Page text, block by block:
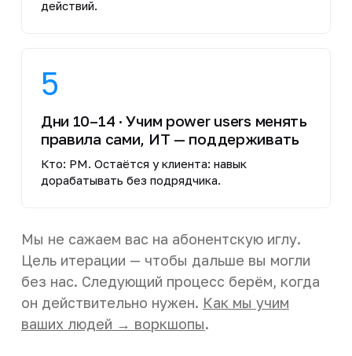
действий.
5
Дни 10–14 · Учим power users менять
правила сами, ИТ — поддерживать
Кто: PM. Остаётся у клиента: навык
дорабатывать без подрядчика.
Мы не сажаем вас на абонентскую иглу.
Цель итерации — чтобы дальше вы могли
без нас. Следующий процесс берём, когда
он действительно нужен. Как мы учим
ваших людей → воркшопы.